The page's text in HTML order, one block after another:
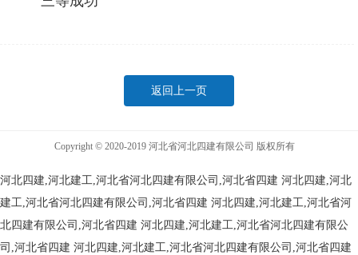
返回上一页
Copyright © 2020-2019 河北省河北四建有限公司 版权所有
河北四建,河北建工,河北省河北四建有限公司,河北省四建 河北四建,河北
建工,河北省河北四建有限公司,河北省四建 河北四建,河北建工,河北省河
北四建有限公司,河北省四建 河北四建,河北建工,河北省河北四建有限公
司,河北省四建 河北四建,河北建工,河北省河北四建有限公司,河北省四建